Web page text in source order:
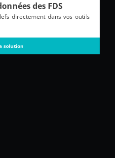
des FDS
directement dans vos outils
solution